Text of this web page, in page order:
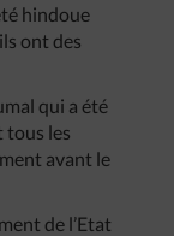
hindoue
ont des
qui a été
tous les
avant le
de l’Etat